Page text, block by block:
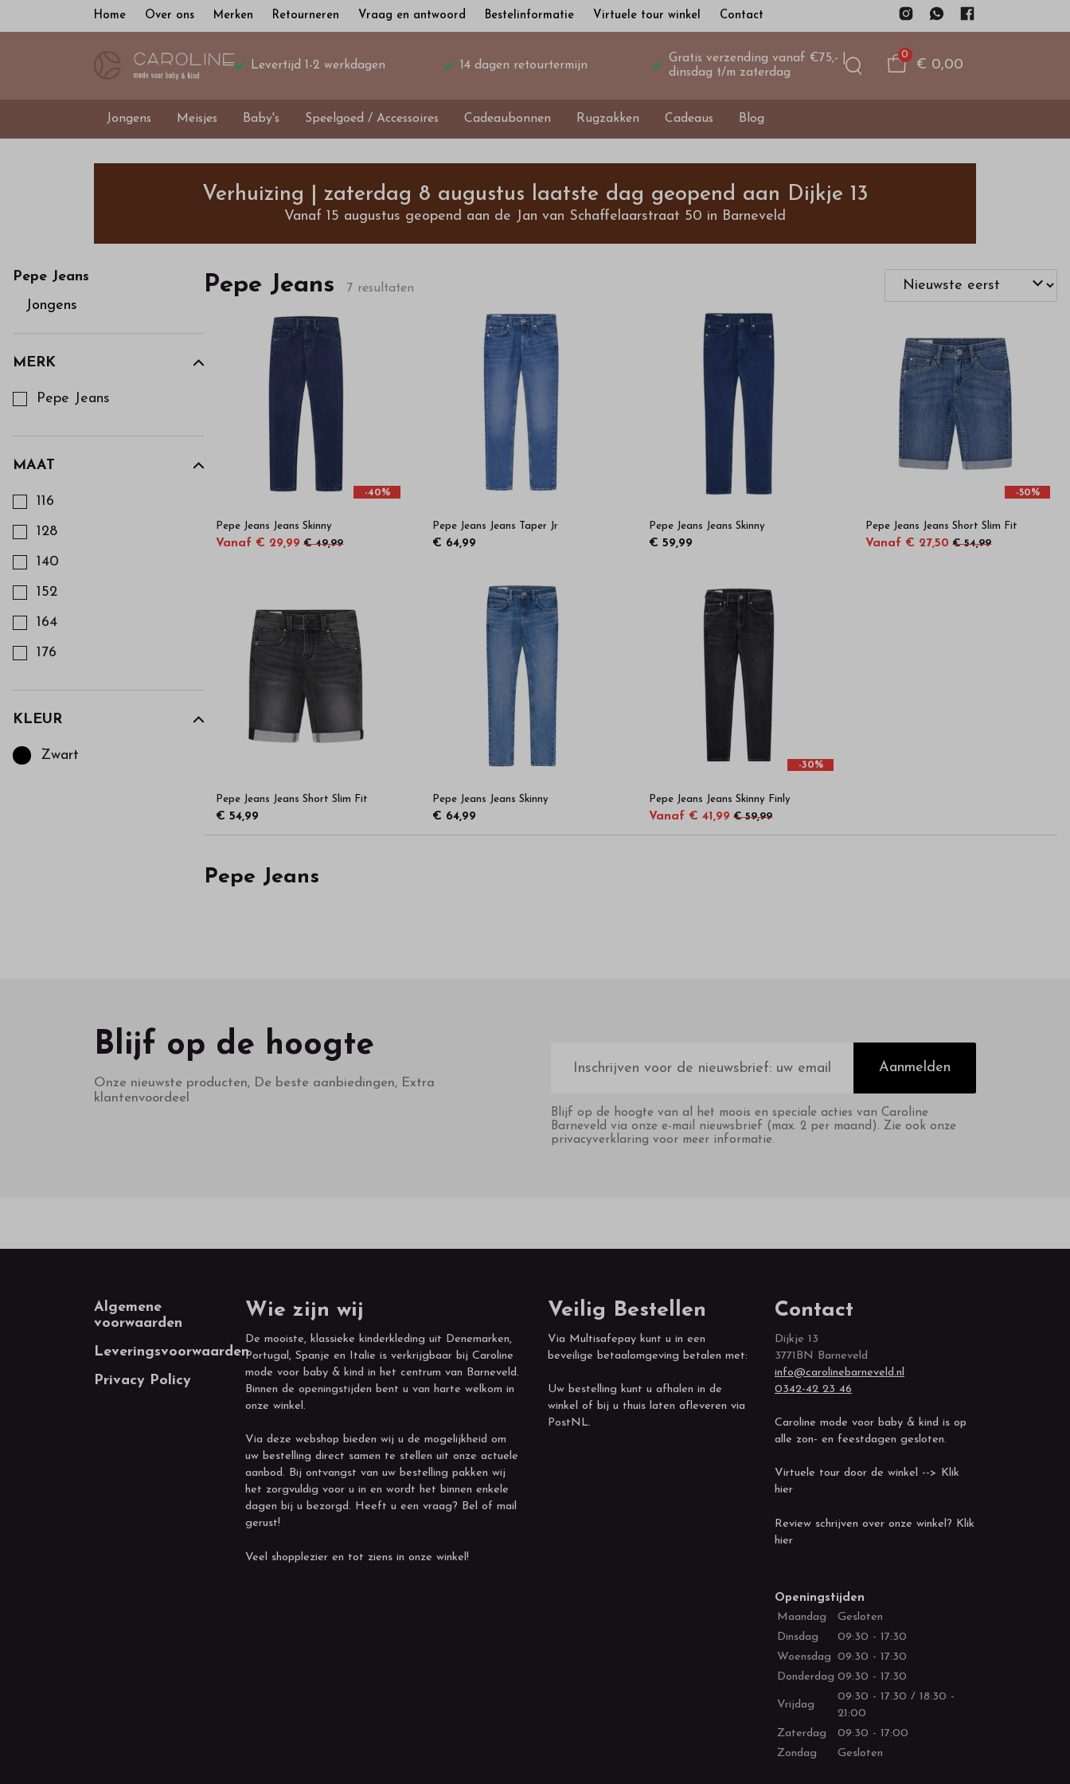
Home Over ons Merken Retourneren Vraag en antwoord Bestelinformatie Virtuele tour winkel Contact
Levertijd 1-2 werkdagen 14 dagen retourtermijn
Gratis verzending vanaf €75,- |
dinsdag t/m zaterdag
0
€ 0,00
Jongens Meisjes Baby's Speelgoed / Accessoires Cadeaubonnen Rugzakken Cadeaus Blog
Pepe
Bestel
kinderkleding
van
hoge
kwaliteit
in
onze
webshop
Verhuizing | zaterdag 8 augustus laatste dag geopend aan Dijkje 13
Vanaf 15 augustus geopend aan de Jan van Schaffelaarstraat 50 in Barneveld
Pepe Jeans
Jongens
MERK
Pepe Jeans
MAAT
116
128
140
152
164
176
KLEUR
Zwart
Pepe Jeans 7 resultaten
-40%
Pepe Jeans Jeans Skinny
Vanaf € 29,99 € 49,99
Pepe Jeans Jeans Taper Jr
€ 64,99
Pepe Jeans Jeans Skinny
€ 59,99
-50%
Pepe Jeans Jeans Short Slim Fit
Vanaf € 27,50 € 54,99
Pepe Jeans Jeans Short Slim Fit
€ 54,99
Pepe Jeans Jeans Skinny
€ 64,99
-30%
Pepe Jeans Jeans Skinny Finly
Vanaf € 41,99 € 59,99
Pepe Jeans
Blijf op de hoogte
Onze nieuwste producten, De beste aanbiedingen, Extra
klantenvoordeel
mailadres
Aanmelden
Blijf op de hoogte van al het moois en speciale acties van Caroline
Barneveld via onze e-mail nieuwsbrief (max. 2 per maand). Zie ook onze
privacyverklaring voor meer informatie.
Footer
Algemene
voorwaarden
Leveringsvoorwaarden
Privacy Policy
Wie zijn wij
De mooiste, klassieke kinderkleding uit Denemarken,
Portugal, Spanje en Italie is verkrijgbaar bij Caroline
mode voor baby & kind in het centrum van Barneveld.
Binnen de openingstijden bent u van harte welkom in
onze winkel.
Via deze webshop bieden wij u de mogelijkheid om
uw bestelling direct samen te stellen uit onze actuele
aanbod. Bij ontvangst van uw bestelling pakken wij
het zorgvuldig voor u in en wordt het binnen enkele
dagen bij u bezorgd. Heeft u een vraag? Bel of mail
gerust!
Veel shopplezier en tot ziens in onze winkel!
Veilig Bestellen
Via Multisafepay kunt u in een
beveilige betaalomgeving betalen met:
Uw bestelling kunt u afhalen in de
winkel of bij u thuis laten afleveren via
PostNL.
Contact
Dijkje 13
3771BN Barneveld
info@carolinebarneveld.nl
0342-42 23 46
Caroline mode voor baby & kind is op
alle zon- en feestdagen gesloten.
Virtuele tour door de winkel --> Klik
hier
Review schrijven over onze winkel? Klik
hier
Openingstijden
Maandag
Gesloten
Dinsdag
09:30 - 17:30
Woensdag 09:30 - 17:30
Donderdag 09:30 - 17:30
Vrijdag
09:30 - 17:30 / 18:30 -
21:00
Zaterdag
09:30 - 17:00
Zondag
Gesloten